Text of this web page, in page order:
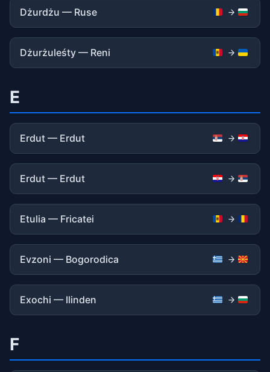
Dżurdżu — Ruse
Dżurżuleśty — Reni
E
Erdut — Erdut
Erdut — Erdut
Etulia — Fricatei
Evzoni — Bogorodica
Exochi — Ilinden
F